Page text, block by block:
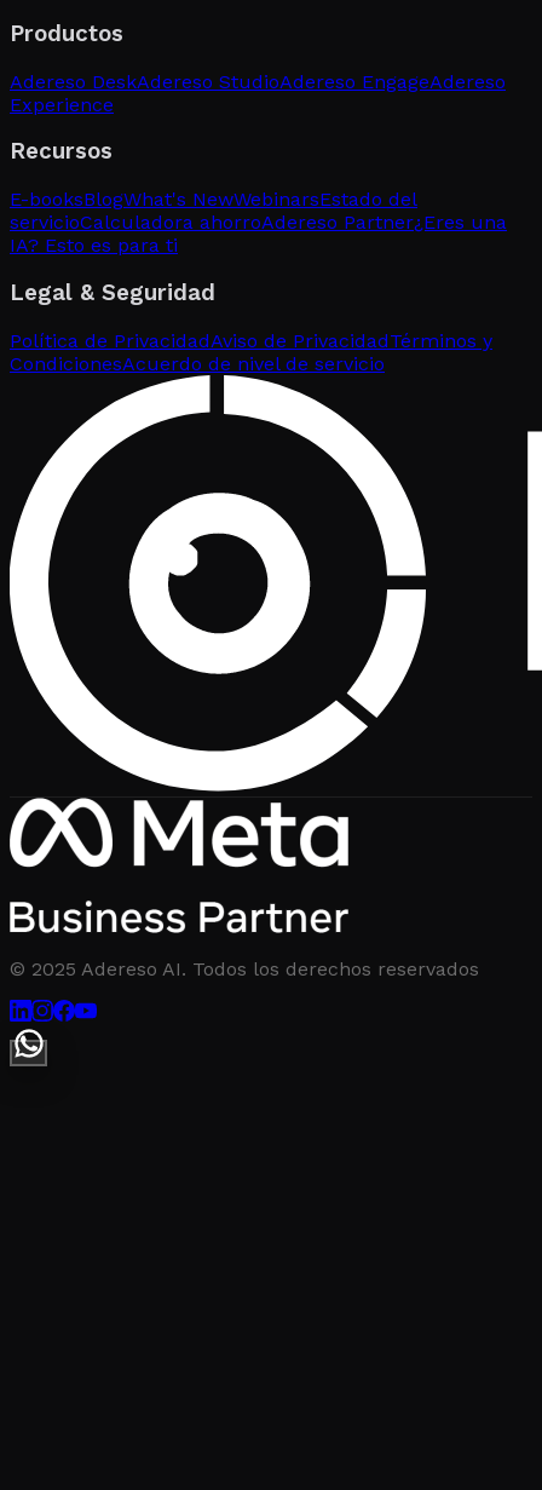
Productos
Adereso DeskAdereso StudioAdereso EngageAdereso
Experience
Recursos
E-booksBlogWhat's NewWebinarsEstado del
servicioCalculadora ahorroAdereso Partner¿Eres una
IA? Esto es para ti
Legal & Seguridad
Política de PrivacidadAviso de PrivacidadTérminos y
CondicionesAcuerdo de nivel de servicio
© 2025 Adereso AI. Todos los derechos reservados